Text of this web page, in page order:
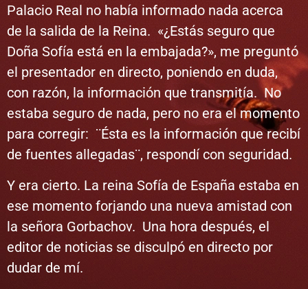
Palacio Real no había informado nada acerca
de la salida de la Reina. «¿Estás seguro que
Doña Sofía está en la embajada?», me preguntó
el presentador en directo, poniendo en duda,
con razón, la información que transmitía. No
estaba seguro de nada, pero no era el momento
para corregir: ¨Ésta es la información que recibí
de fuentes allegadas¨, respondí con seguridad.
Y era cierto. La reina Sofía de España estaba en
ese momento forjando una nueva amistad con
la señora Gorbachov. Una hora después, el
editor de noticias se disculpó en directo por
dudar de mí.